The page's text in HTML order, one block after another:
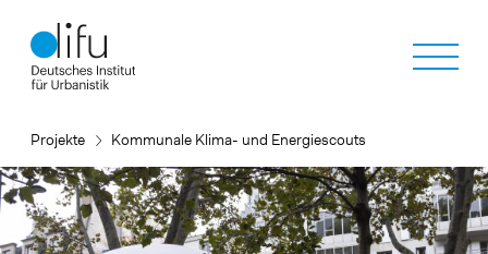
zum
Inhalt
Projekte Kommunale Klima- und Energiescouts